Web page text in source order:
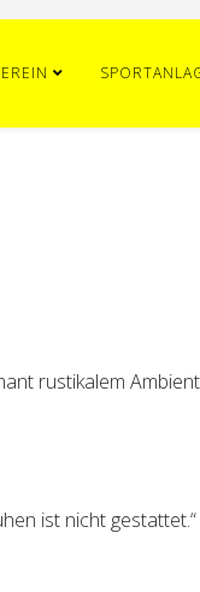
rustikalem
ist nicht gestattet.“